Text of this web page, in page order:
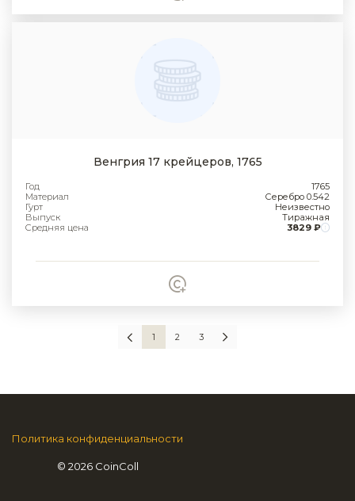
Венгрия 17 крейцеров, 1765
Год
1765
Материал
Серебро 0.542
Гурт
Неизвестно
Выпуск
Тиражная
Средняя цена
3829 ₽
1 2 3
© 2026 CoinColl
Политика конфиденциальности